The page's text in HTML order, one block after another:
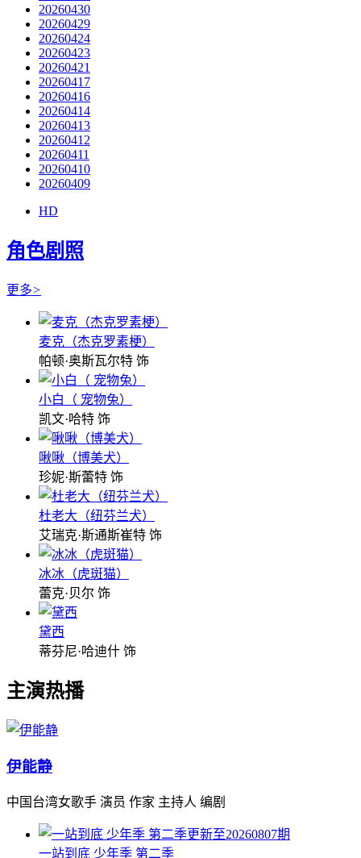
20260430
20260429
20260424
20260423
20260421
20260417
20260416
20260414
20260413
20260412
20260411
20260410
20260409
HD
角色剧照
更多>
麦克（杰克罗素梗）
帕顿·奥斯瓦尔特 饰
小白（ 宠物兔）
凯文·哈特 饰
啾啾（博美犬）
珍妮·斯蕾特 饰
杜老大（纽芬兰犬）
艾瑞克·斯通斯崔特 饰
冰冰（虎斑猫）
蕾克·贝尔 饰
黛西
蒂芬尼·哈迪什 饰
主演热播
伊能静
中国台湾女歌手 演员 作家 主持人 编剧
更新至20260807期
一站到底 少年季 第二季